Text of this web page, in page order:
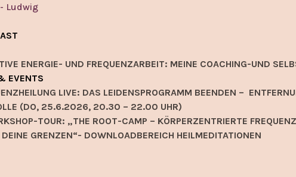
ENERGIE- UND FREQUENZARBEIT: MEINE COACHING-UND
EVENTS
LIVE: DAS LEIDENSPROGRAMM BEENDEN –
(DO, 25.6.2026, 20.30 – 22.00 UHR)
TOUR: „THE ROOT-CAMP – KÖRPERZENTRIERTE
GRENZEN“- DOWNLOADBEREICH HEILMEDITATIONEN